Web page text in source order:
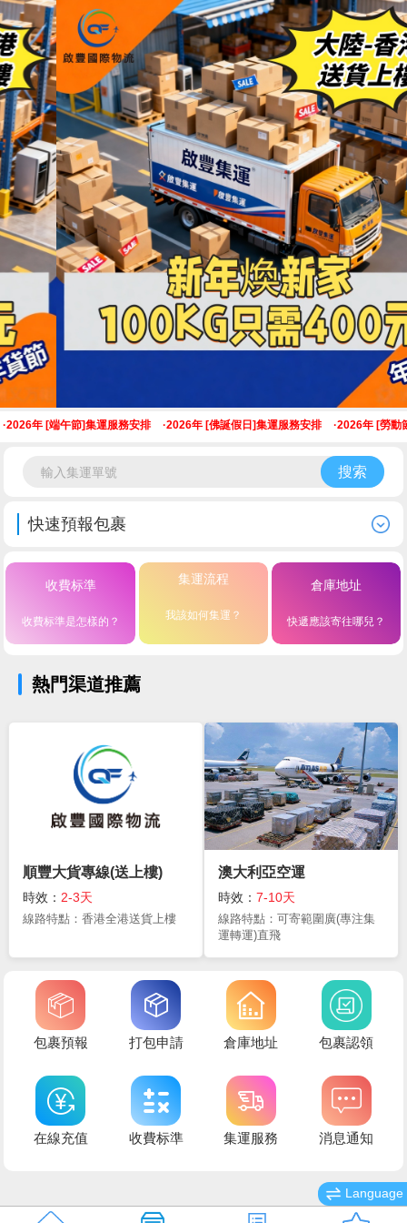
年 [端午節]集運服務安排 2026年 [佛誕假日]集運服務安排 2026年 [勞動
搜索
快速預報包裹
收費标準
收費标準是怎樣的？
集運流程
我該如何集運？
倉庫地址
快遞應該寄往哪兒？
熱門渠道推薦
順豐大貨專線(送上樓)
時效： 2-3天
線路特點：香港全港送貨上樓
澳大利亞空運
時效： 7-10天
線路特點：可寄範圍廣(專注集
運轉運)直飛
包裹預報 打包申請 倉庫地址 包裹認領
在線充值 收費标準 集運服務 消息通知
Language